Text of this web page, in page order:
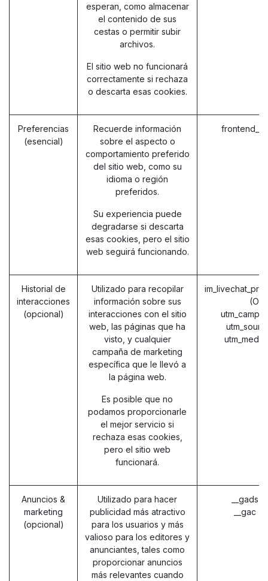
esperan, como almacenar
el contenido de sus
cestas o permitir subir
archivos.
El sitio web no funcionará
correctamente si rechaza
o descarta esas cookies.
Preferencias
(esencial)
Recuerde información
sobre el aspecto o
comportamiento preferido
del sitio web, como su
idioma o región
preferidos.
Su experiencia puede
degradarse si descarta
esas cookies, pero el sitio
web seguirá funcionando.
Historial de
interacciones
(opcional)
Utilizado para recopilar
información sobre sus
interacciones con el sitio
web, las páginas que ha
visto, y cualquier
campaña de marketing
específica que le llevó a
la página web.
Es posible que no
podamos proporcionarle
el mejor servicio si
rechaza esas cookies,
pero el sitio web
funcionará.
Anuncios &
marketing
(opcional)
Utilizado para hacer
publicidad más atractivo
para los usuarios y más
valioso para los editores y
anunciantes, tales como
proporcionar anuncios
más relevantes cuando
__gads
__gac